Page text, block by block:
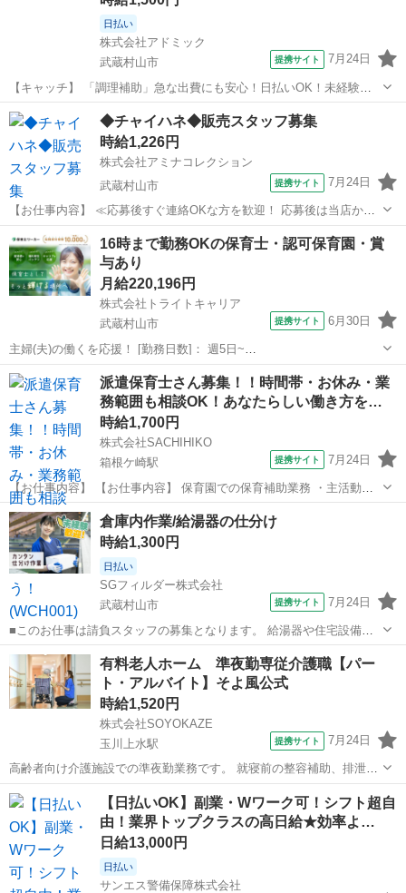
日払い
株式会社アドミック
武蔵村山市
提携サイト 7月24日
【キャッチ】 「調理補助」急な出費にも安心！日払いOK！未経験歓
迎！履歴書不要のWEB登録！時給1500円～！東京都武蔵村山市 【コ
メント】 あなたの理想のお仕事探しをサポートします★ ★未経験の方
も丁寧にサポートします...
東京 武蔵村山市 ホールスタッフ
◆チャイハネ◆販売スタッフ募集
時給1,226円
株式会社アミナコレクション
武蔵村山市
提携サイト 7月24日
【お仕事内容】 ≪応募後すぐ連絡OKな方を歓迎！ 応募後は当店から
お電話・メールでご連絡します≫ ・面接時に履歴書の持参をお願いし
ています！ ・ご不明点はお気軽にご連絡ください！ ■CAMP・
RESORT・TRAVELをテ...
東京 武蔵村山市 その他
16時まで勤務OKの保育士・認可保育園・賞
与あり
月給220,196円
株式会社トライトキャリア
武蔵村山市
提携サイト 6月30日
主婦(夫)の働くを応援！ [勤務日数]： 週5日~
07:00~16:00/08:30~17:00/10:00~19:00 [勤務地・最寄駅]： 東京都武蔵
村山市残堀4丁目9 - 1 社会福祉法人高原福祉会 村山中藤保...
東京 武蔵村山市 保育士
派遣保育士さん募集！！時間帯・お休み・業
務範囲も相談OK！あなたらしい働き方を…
時給1,700円
株式会社SACHIHIKO
箱根ケ崎駅
提携サイト 7月24日
【お仕事内容】 【お仕事内容】 保育園での保育補助業務 ・主活動の
サポート(散歩、手遊び、読み聞かせ等) ・給食、おやつ等の介助 ・午
睡チェック清掃、消毒等の衛生管理 ◆保育補助とは… ・遊びの見守り
・園児の身の回りのお...
東京 武蔵村山市 箱根ケ崎駅 保育士
倉庫内作業/給湯器の仕分け
時給1,300円
日払い
SGフィルダー株式会社
武蔵村山市
提携サイト 7月24日
■このお仕事は請負スタッフの募集となります。 給湯器や住宅設備部
品などを扱うお仕事！ ラベルを見て荷物をエリア毎に仕分ける作業や
パレット積み作業をお願いいたします！ ＊商材重量最大２５ｋｇ程 ・
時給1300円★夜...
東京 武蔵村山市 仕分け
有料老人ホーム 準夜勤専従介護職【パー
ト・アルバイト】そよ風公式
時給1,520円
株式会社SOYOKAZE
玉川上水駅
提携サイト 7月24日
高齢者向け介護施設での準夜勤業務です。 就寝前の整容補助、排泄介
助、巡回、ナースコール対応、介護記録作成などを行います。 空き時
間には居室清掃や物品補充なども行い、夜間もお客様が快適に過ごせ
る環境づくりを行います。 【多...
東京 武蔵村山市 玉川上水駅
【日払いOK】副業・Wワーク可！シフト超自
由！業界トップクラスの高日給★効率よ…
日給13,000円
日払い
サンエス警備保障株式会社